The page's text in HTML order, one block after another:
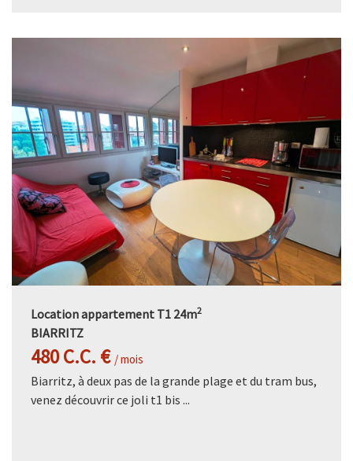
Location appartement T1 24m2
BIARRITZ
480 C.C. € / mois
Biarritz, à deux pas de la grande plage et du tram bus,
venez découvrir ce joli t1 bis ...